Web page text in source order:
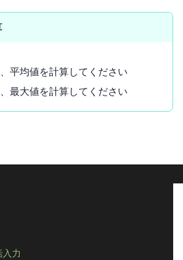
平均値を計算してください
最大値を計算してください
力